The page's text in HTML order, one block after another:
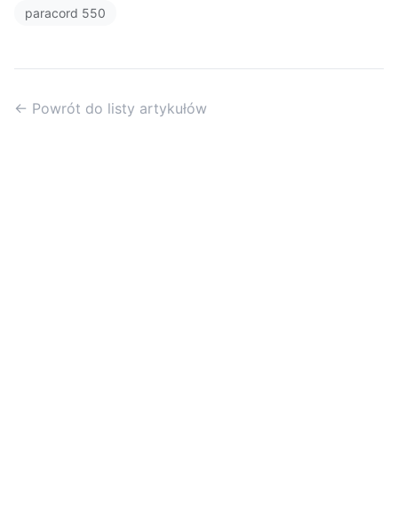
paracord 550
← Powrót do listy artykułów